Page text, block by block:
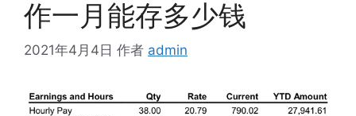
作一月能存多少钱
2021年4月4日 作者 admin